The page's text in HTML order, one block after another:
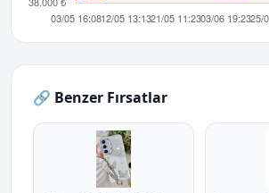
🔗 Benzer Fırsatlar